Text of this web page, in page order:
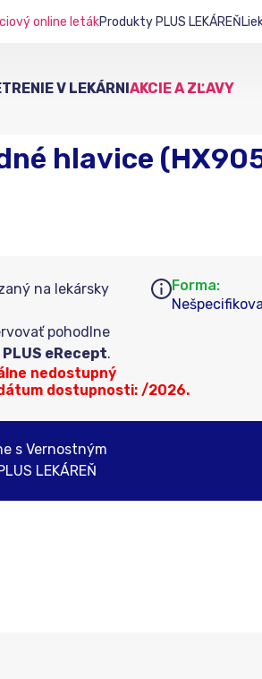
online letákProdukty PLUS LEKÁREŇ
V LEKÁRNIAKCIE A ZĽAVY
hlavice
na lekársky
pohodlne
PLUS eRecept.
Forma:
nedostupný
dostupnosti: /2026.
s Vernostným
LEKÁREŇ